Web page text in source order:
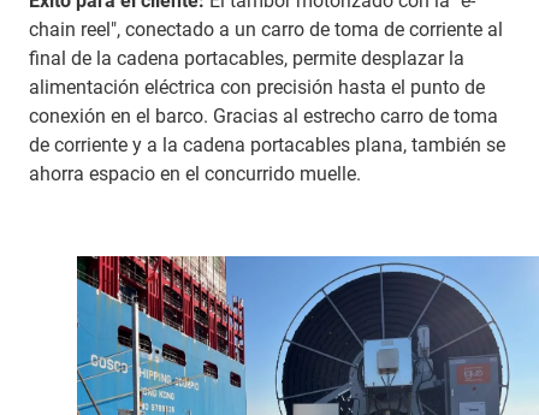
chain reel", conectado a un carro de toma de corriente al
final de la cadena portacables, permite desplazar la
alimentación eléctrica con precisión hasta el punto de
conexión en el barco. Gracias al estrecho carro de toma
de corriente y a la cadena portacables plana, también se
ahorra espacio en el concurrido muelle.